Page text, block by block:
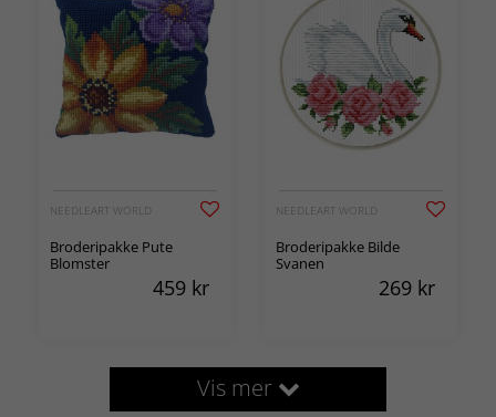
NEEDLEART WORLD
Broderipakke Pute
Blomster
459 kr
NEEDLEART WORLD
Broderipakke Bilde
Svanen
269 kr
Vis mer